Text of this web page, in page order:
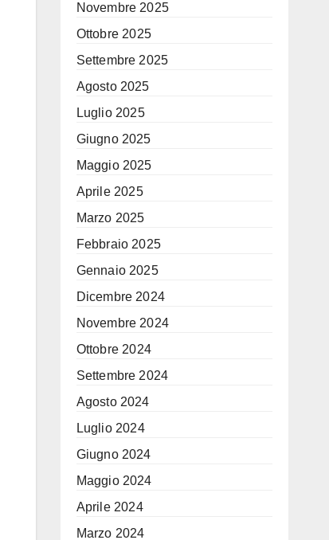
Novembre 2025
Ottobre 2025
Settembre 2025
Agosto 2025
Luglio 2025
Giugno 2025
Maggio 2025
Aprile 2025
Marzo 2025
Febbraio 2025
Gennaio 2025
Dicembre 2024
Novembre 2024
Ottobre 2024
Settembre 2024
Agosto 2024
Luglio 2024
Giugno 2024
Maggio 2024
Aprile 2024
Marzo 2024